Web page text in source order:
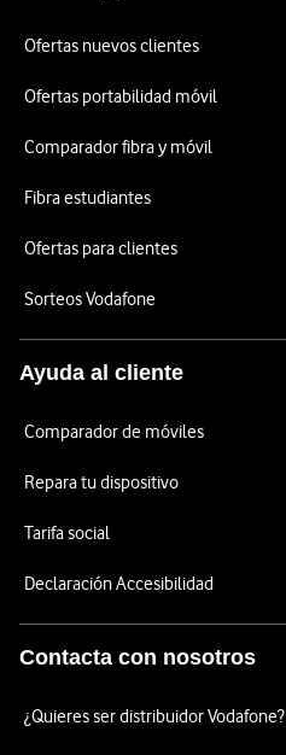
Ofertas nuevos clientes
Ofertas portabilidad móvil
Comparador fibra y móvil
Fibra estudiantes
Ofertas para clientes
Sorteos Vodafone
Ayuda al cliente
Comparador de móviles
Repara tu dispositivo
Tarifa social
Declaración Accesibilidad
Contacta con nosotros
¿Quieres ser distribuidor Vodafone?